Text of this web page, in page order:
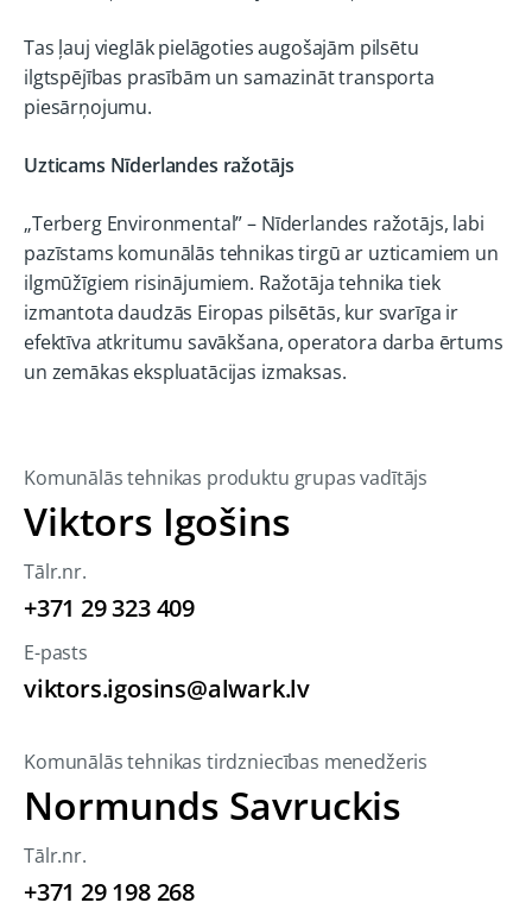
Tas ļauj vieglāk pielāgoties augošajām pilsētu
ilgtspējības prasībām un samazināt transporta
piesārņojumu.
Uzticams Nīderlandes ražotājs
„Terberg Environmental” – Nīderlandes ražotājs, labi
pazīstams komunālās tehnikas tirgū ar uzticamiem un
ilgmūžīgiem risinājumiem. Ražotāja tehnika tiek
izmantota daudzās Eiropas pilsētās, kur svarīga ir
efektīva atkritumu savākšana, operatora darba ērtums
un zemākas ekspluatācijas izmaksas.
Komunālās tehnikas produktu grupas vadītājs
Viktors Igošins
Tālr.nr.
+371 29 323 409
E-pasts
viktors.igosins@alwark.lv
Komunālās tehnikas tirdzniecības menedžeris
Normunds Savruckis
Tālr.nr.
+371 29 198 268